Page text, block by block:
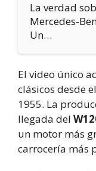
La verdad
Mercedes-
Un…
El video único
clásicos desde el
1955. La
llegada del
un motor más
carrocería más